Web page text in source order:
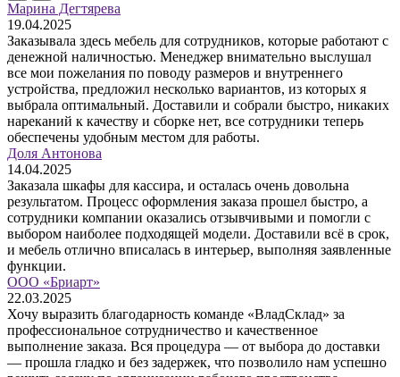
Марина Дегтярева
19.04.2025
Заказывала здесь мебель для сотрудников, которые работают с
денежной наличностью. Менеджер внимательно выслушал
все мои пожелания по поводу размеров и внутреннего
устройства, предложил несколько вариантов, из которых я
выбрала оптимальный. Доставили и собрали быстро, никаких
нареканий к качеству и сборке нет, все сотрудники теперь
обеспечены удобным местом для работы.
Доля Антонова
14.04.2025
Заказала шкафы для кассира, и осталась очень довольна
результатом. Процесс оформления заказа прошел быстро, а
сотрудники компании оказались отзывчивыми и помогли с
выбором наиболее подходящей модели. Доставили всё в срок,
и мебель отлично вписалась в интерьер, выполняя заявленные
функции.
ООО «Бриарт»
22.03.2025
Хочу выразить благодарность команде «ВладСклад» за
профессиональное сотрудничество и качественное
выполнение заказа. Вся процедура — от выбора до доставки
— прошла гладко и без задержек, что позволило нам успешно